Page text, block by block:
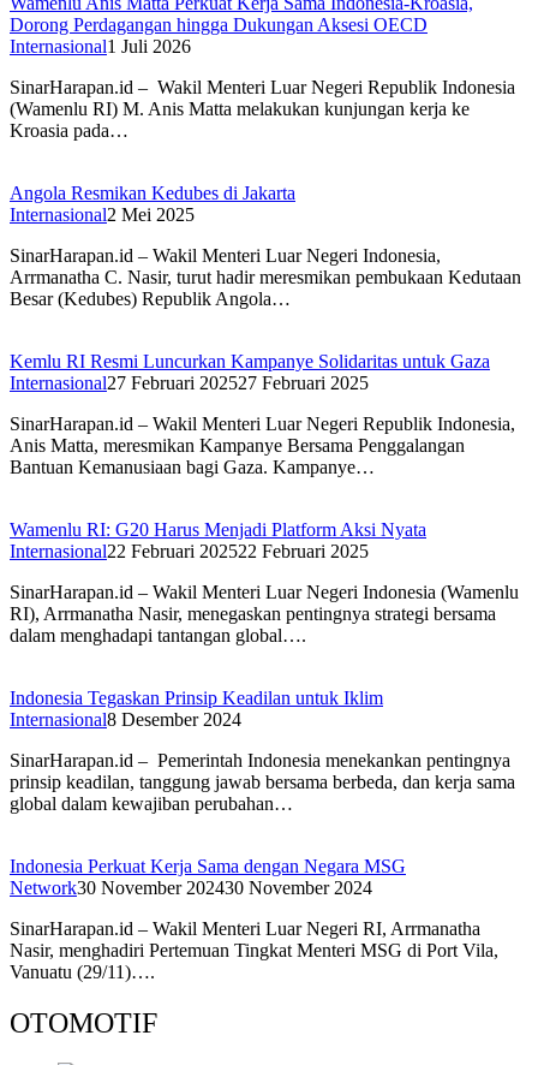
Dorong Perdagangan hingga Dukungan Aksesi OECD
Internasional1 Juli 2026
SinarHarapan.id – Wakil Menteri Luar Negeri Republik Indonesia
(Wamenlu RI) M. Anis Matta melakukan kunjungan kerja ke
Kroasia pada…
Angola Resmikan Kedubes di Jakarta
Internasional2 Mei 2025
SinarHarapan.id – Wakil Menteri Luar Negeri Indonesia,
Arrmanatha C. Nasir, turut hadir meresmikan pembukaan Kedutaan
Besar (Kedubes) Republik Angola…
Kemlu RI Resmi Luncurkan Kampanye Solidaritas untuk Gaza
Internasional27 Februari 202527 Februari 2025
SinarHarapan.id – Wakil Menteri Luar Negeri Republik Indonesia,
Anis Matta, meresmikan Kampanye Bersama Penggalangan
Bantuan Kemanusiaan bagi Gaza. Kampanye…
Wamenlu RI: G20 Harus Menjadi Platform Aksi Nyata
Internasional22 Februari 202522 Februari 2025
SinarHarapan.id – Wakil Menteri Luar Negeri Indonesia (Wamenlu
RI), Arrmanatha Nasir, menegaskan pentingnya strategi bersama
dalam menghadapi tantangan global….
Indonesia Tegaskan Prinsip Keadilan untuk Iklim
Internasional8 Desember 2024
SinarHarapan.id – Pemerintah Indonesia menekankan pentingnya
prinsip keadilan, tanggung jawab bersama berbeda, dan kerja sama
global dalam kewajiban perubahan…
Indonesia Perkuat Kerja Sama dengan Negara MSG
Network30 November 202430 November 2024
SinarHarapan.id – Wakil Menteri Luar Negeri RI, Arrmanatha
Nasir, menghadiri Pertemuan Tingkat Menteri MSG di Port Vila,
Vanuatu (29/11)….
OTOMOTIF